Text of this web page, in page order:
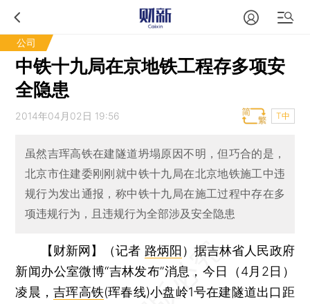
公司
中铁十九局在京地铁工程存多项安
全隐患
2014年04月02日 19:56 T中
虽然吉珲高铁在建隧道坍塌原因不明，但巧合的是，
北京市住建委刚刚就中铁十九局在北京地铁施工中违
规行为发出通报，称中铁十九局在施工过程中存在多
项违规行为，且违规行为全部涉及安全隐患
【财新网】（记者 路炳阳 ） 据吉林省人民政府
新闻办公室微博“吉林发布”消息，今日（4月2日）
凌晨，吉珲高铁(珲春线)小盘岭1号在建隧道出口距